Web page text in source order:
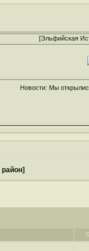
[Эльфийская
Новости: Мы